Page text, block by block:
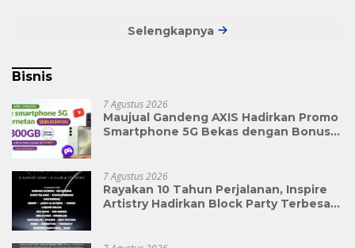
Selengkapnya
Bisnis
7 Agustus 2026
Maujual Gandeng AXIS Hadirkan Promo
Smartphone 5G Bekas dengan Bonus
7 Agustus 2026
Rayakan 10 Tahun Perjalanan, Inspire
Artistry Hadirkan Block Party Terbesar